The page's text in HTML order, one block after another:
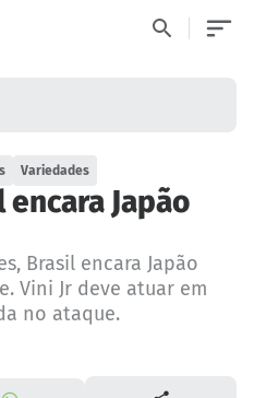
Variedades
Japão
Brasil encara Japão
Vini Jr deve atuar em
no ataque.